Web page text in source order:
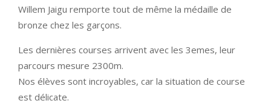
Willem Jaigu remporte tout de même la médaille de
bronze chez les garçons.
Les dernières courses arrivent avec les 3emes, leur
parcours mesure 2300m.
Nos élèves sont incroyables, car la situation de course
est délicate.